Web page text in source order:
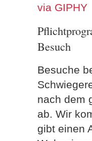
via GIPHY
Besuch
Besuche
nach dem
ab. Wir
gibt einen